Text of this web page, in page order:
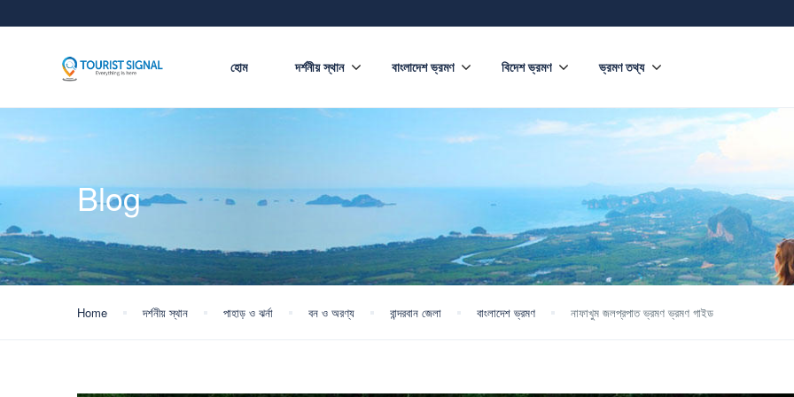
হোম দর্শনীয় স্থান বাংলাদেশ ভ্রমণ বিদেশ ভ্রমণ ভ্রমণ তথ্য
Blog
Home দর্শনীয় স্থান পাহাড় ও ঝর্না বন ও অরণ্য বান্দরবান জেলা বাংলাদেশ ভ্রমণ নাফাখুম জলপ্রপাত ভ্রমণ ভ্রমণ গাইড